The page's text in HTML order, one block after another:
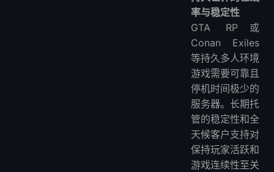
率与稳定性
GTA RP或
Conan Exiles
等持久多人环境
游戏需要可靠且
停机时间极少的
服务器。长期托
管的稳定性和全
天候客户支持对
保持玩家活跃和
游戏连续性至关